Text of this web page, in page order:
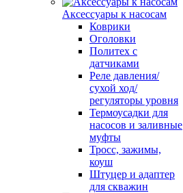
Аксессуары к насосам
Коврики
Оголовки
Политех с
датчиками
Реле давления/
сухой ход/
регуляторы уровня
Термоусадки для
насосов и заливные
муфты
Тросс, зажимы,
коуш
Штуцер и адаптер
для скважин